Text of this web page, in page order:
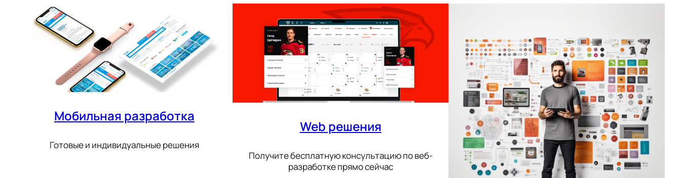
Мобильная разработка
Готовые и индивидуальные решения
Web решения
Получите бесплатную консультацию по веб-
разработке прямо сейчас